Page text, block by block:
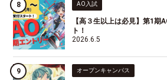
AO入試
【高３生以上は必見】第1期
ト！
2026.6.5
オープンキャンパス